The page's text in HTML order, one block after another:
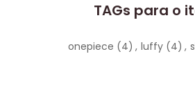
TAGs para o
onepiece (4) , luffy (4) ,